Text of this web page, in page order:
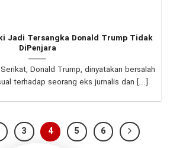
Jadi Tersangka Donald Trump Tidak
DiPenjara
Donald Trump, dinyatakan bersalah
terhadap seorang eks jurnalis dan [...]
3 4 5 6